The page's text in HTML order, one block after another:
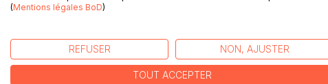
elle les encouragea chaleureusement, pressa Alwyn
s'arrangeait pour laisser au bout d'un moment les
laissait faire d'assez mauvaise grâce, sans
(Mentions légales BoD)
REFUSER NON, AJUSTER
TOUT ACCEPTER